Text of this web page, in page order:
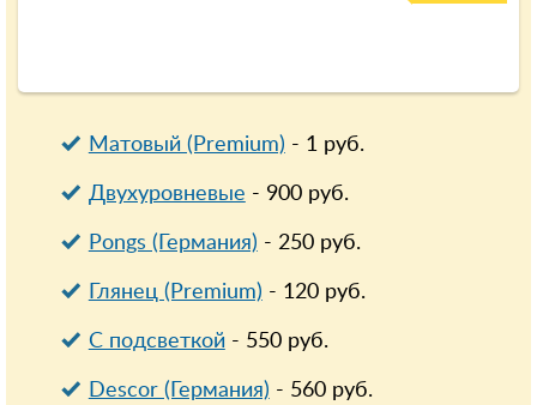
Матовый (Premium) - 1руб.
Двухуровневые - 900руб.
Pongs (Германия) - 250руб.
Глянец (Premium) - 120руб.
С подсветкой- 550руб.
Descor (Германия) - 560руб.